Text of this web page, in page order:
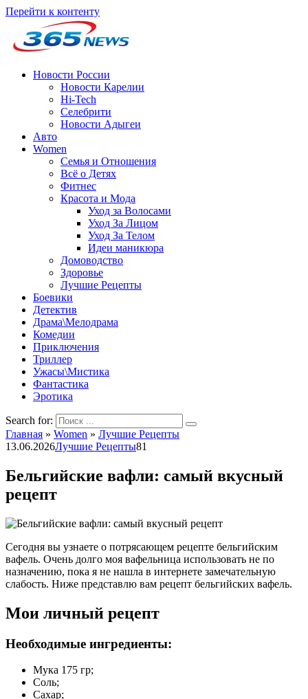
Перейти к контенту
Новости России
Новости Карелии
Hi-Tech
Селебрити
Новости Адыгеи
Авто
Women
Семья и Отношения
Всё о Детях
Фитнес
Красота и Мода
Уход за Волосами
Уход За Лицом
Уход За Телом
Идеи маникюра
Домоводство
Здоровье
Лучшие Рецепты
Боевики
Детектив
Драма\Мелодрама
Комедии
Приключения
Триллер
Ужасы\Мистика
Фантастика
Эротика
Search for:
Главная » Women » Лучшие Рецепты
13.06.2026Лучшие Рецепты81
Бельгийские вафли: самый вкусный
рецепт
Сегодня вы узнаете о потрясающем рецепте бельгийским
вафель. Очень долго моя вафельница использовать не по
назначению, пока я не нашла в интернете замечательную
слабость. Ниже представлю вам рецепт бельгийских вафель.
Мои личный рецепт
Необходимые ингредиенты:
Мука 175 гр;
Соль;
Сахар;